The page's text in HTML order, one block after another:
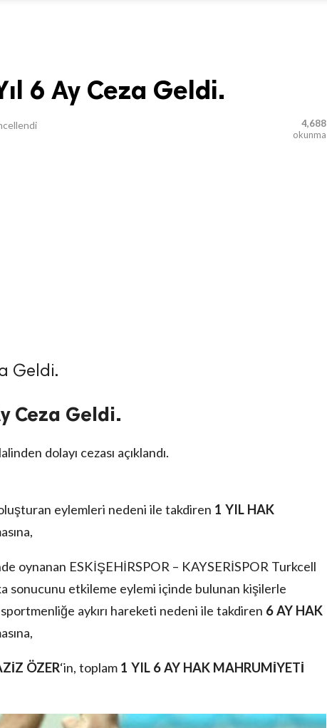
6 Ay Ceza Geldi.
4,688
okunma
Geldi.
Ceza Geldi.
dolayı cezası açıklandı.
oluşturan eylemleri nedeni ile takdiren 1 YIL HAK
oynanan ESKİŞEHİRSPOR – KAYSERİSPOR Turkcell
sonucunu etkileme eylemi içinde bulunan kişilerle
aykırı hareketi nedeni ile takdiren 6 AY HAK
ÖZER‘in, toplam 1 YIL 6 AY HAK MAHRUMİYETİ